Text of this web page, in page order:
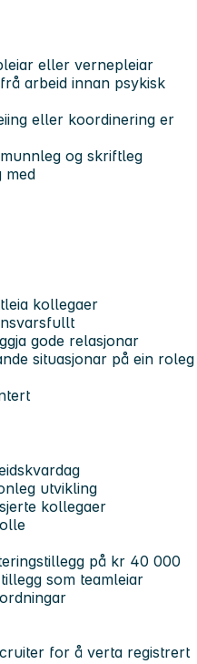
eller vernepleiar
arbeid innan psykisk
eller koordinering er
og skriftleg
med
kollegaer
gode relasjonar
situasjonar på ein roleg
utvikling
kollegaer
på kr 40 000
som teamleiar
for å verta registrert